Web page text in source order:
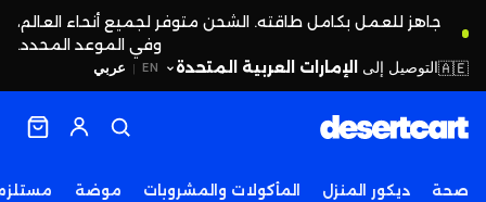
جاهز للعمل بكامل طاقته. الشحن متوفر لجميع أنحاء العالم،
وفي الموعد المحدد.
EN
| عربي 🇦🇪التوصيل إلى الإمارات العربية المتحدة
صحة ديكور المنزل المأكولات والمشروبات موضة